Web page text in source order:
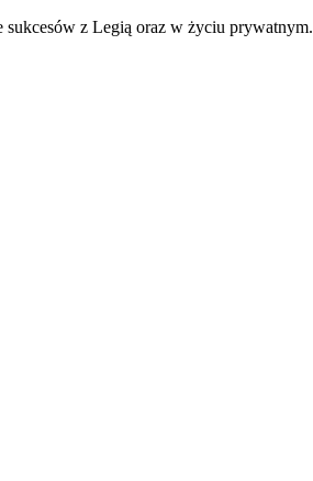
z Legią oraz w życiu prywatnym.